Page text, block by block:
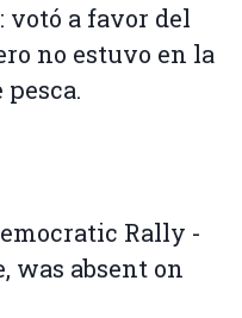
votó a favor del
no estuvo en la
Rally -
was absent on